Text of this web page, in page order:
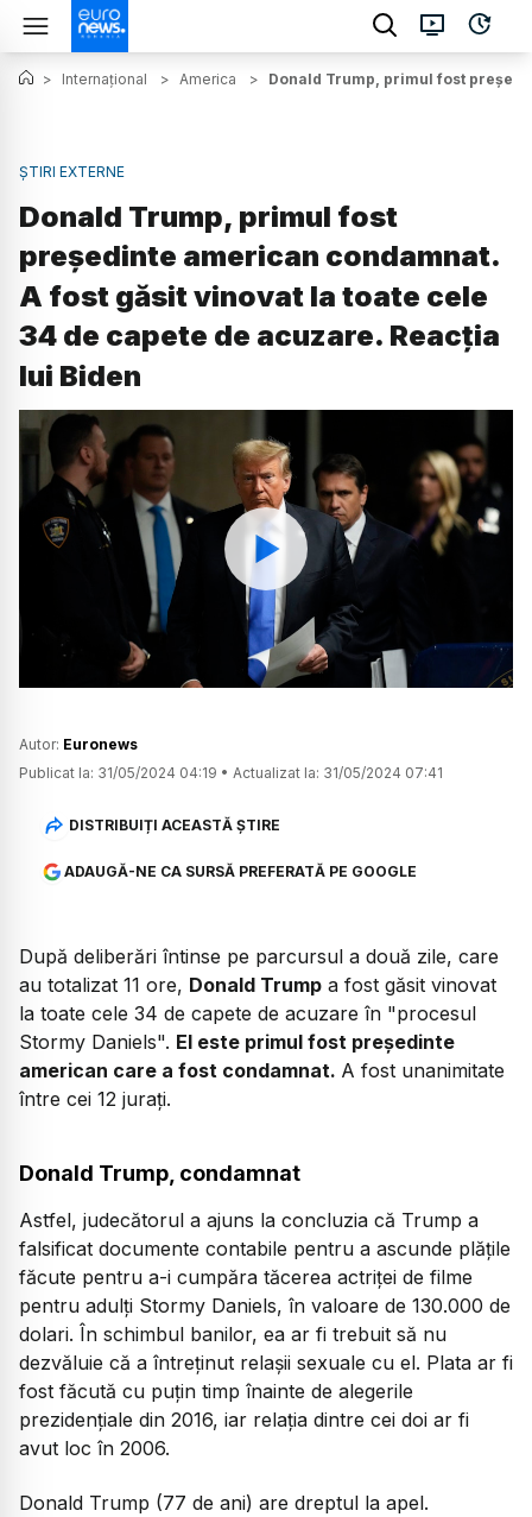
> Internațional > America > Donald Trump, primul fost
ȘTIRI EXTERNE
Donald Trump, primul fost
președinte american condamnat.
A fost găsit vinovat la toate cele
34 de capete de acuzare. Reacția
lui Biden
Watch
Autor: Euronews
Publicat la: 31/05/2024 04:19 • Actualizat la: 31/05/2024 07:41
DISTRIBUIȚI ACEASTĂ ȘTIRE
ADAUGĂ-NE CA SURSĂ PREFERATĂ PE GOOGLE
După deliberări întinse pe parcursul a două zile, care
au totalizat 11 ore, Donald Trump a fost găsit vinovat
la toate cele 34 de capete de acuzare în "procesul
Stormy Daniels". El este primul fost președinte
american care a fost condamnat. A fost unanimitate
între cei 12 jurați.
Donald Trump, condamnat
Astfel, judecătorul a ajuns la concluzia că Trump a
falsificat documente contabile pentru a ascunde plățile
făcute pentru a-i cumpăra tăcerea actriței de filme
pentru adulți Stormy Daniels, în valoare de 130.000 de
dolari. În schimbul banilor, ea ar fi trebuit să nu
dezvăluie că a întreținut relașii sexuale cu el. Plata ar fi
fost făcută cu puțin timp înainte de alegerile
prezidențiale din 2016, iar relația dintre cei doi ar fi
avut loc în 2006.
Donald Trump (77 de ani) are dreptul la apel.